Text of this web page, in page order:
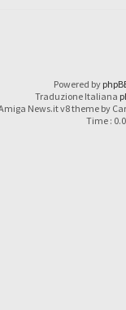
Powered by
Traduzione Italiana
News.it v8 theme by
Time :